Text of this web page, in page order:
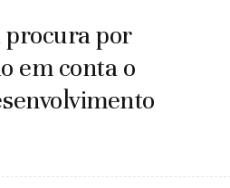
procura por
em conta o